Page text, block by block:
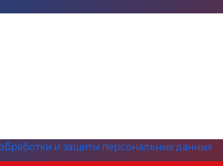
и защиты персональных данных